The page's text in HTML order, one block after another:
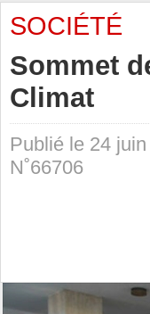
SOCIÉTÉ
Sommet
Climat
Publié le 24
N˚66706